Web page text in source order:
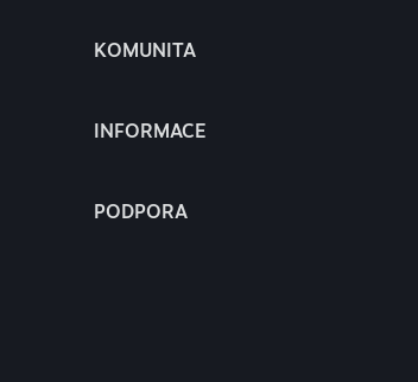
KOMUNITA
INFORMACE
PODPORA